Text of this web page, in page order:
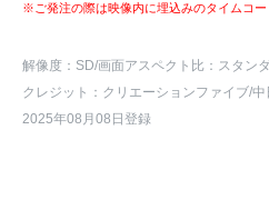
※ご発注の際は映像内に埋込みのタイムコー
解像度：SD/画面アスペクト比：スタン
クレジット：クリエーションファイブ/中
2025年08月08日登録